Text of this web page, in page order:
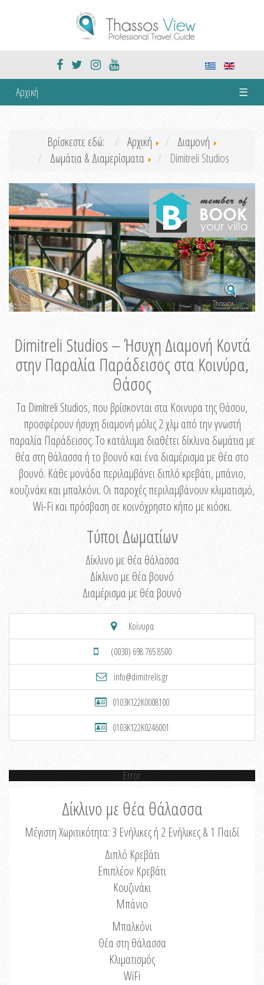
Αρχική ☰
Βρίσκεστε εδώ: Αρχική
Διαμονή
Δωμάτια & Διαμερίσματα
Dimitreli Studios
Dimitreli Studios – Ήσυχη Διαμονή Κοντά
στην Παραλία Παράδεισος στα Κοινύρα,
Θάσος
Τα Dimitreli Studios, που βρίσκονται στα Κοινυρα της Θάσου,
προσφέρουν ήσυχη διαμονή μόλις 2 χλμ από την γνωστή
παραλία Παράδεισος. Το κατάλυμα διαθέτει δίκλινα δωμάτια με
θέα στη θάλασσα ή το βουνό και ένα διαμέρισμα με θέα στο
βουνό. Κάθε μονάδα περιλαμβάνει διπλό κρεβάτι, μπάνιο,
κουζινάκι και μπαλκόνι. Οι παροχές περιλαμβάνουν κλιματισμό,
Wi-Fi και πρόσβαση σε κοινόχρηστο κήπο με κιόσκι.
Τύποι Δωματίων
Δίκλινο με θέα θάλασσα
Δίκλινο με θέα βουνό
Διαμέρισμα με θέα βουνό
Κοίνυρα
(0030) 698 765 8500
info@dimitrelis.gr
0103K122K0008100
0103K122K0246001
Error
Δίκλινο με θέα θάλασσα
Μέγιστη Χωριτικότητα: 3 Ενήλικες ή 2 Ενήλικες & 1 Παιδί
Διπλό Κρεβάτι
Επιπλέον Κρεβάτι
Κουζινάκι
Μπάνιο
Μπαλκόνι
Θέα στη θάλασσα
Κλιματισμός
WiFi